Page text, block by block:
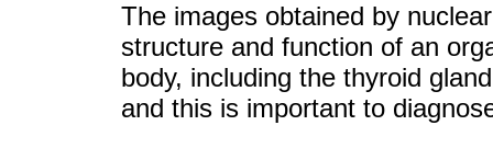
The images obtained by
structure and function of an
body, including the thyroid
and this is important to